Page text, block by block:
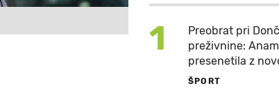
1
Preobrat pri
preživnine:
presenetila z
ŠPORT